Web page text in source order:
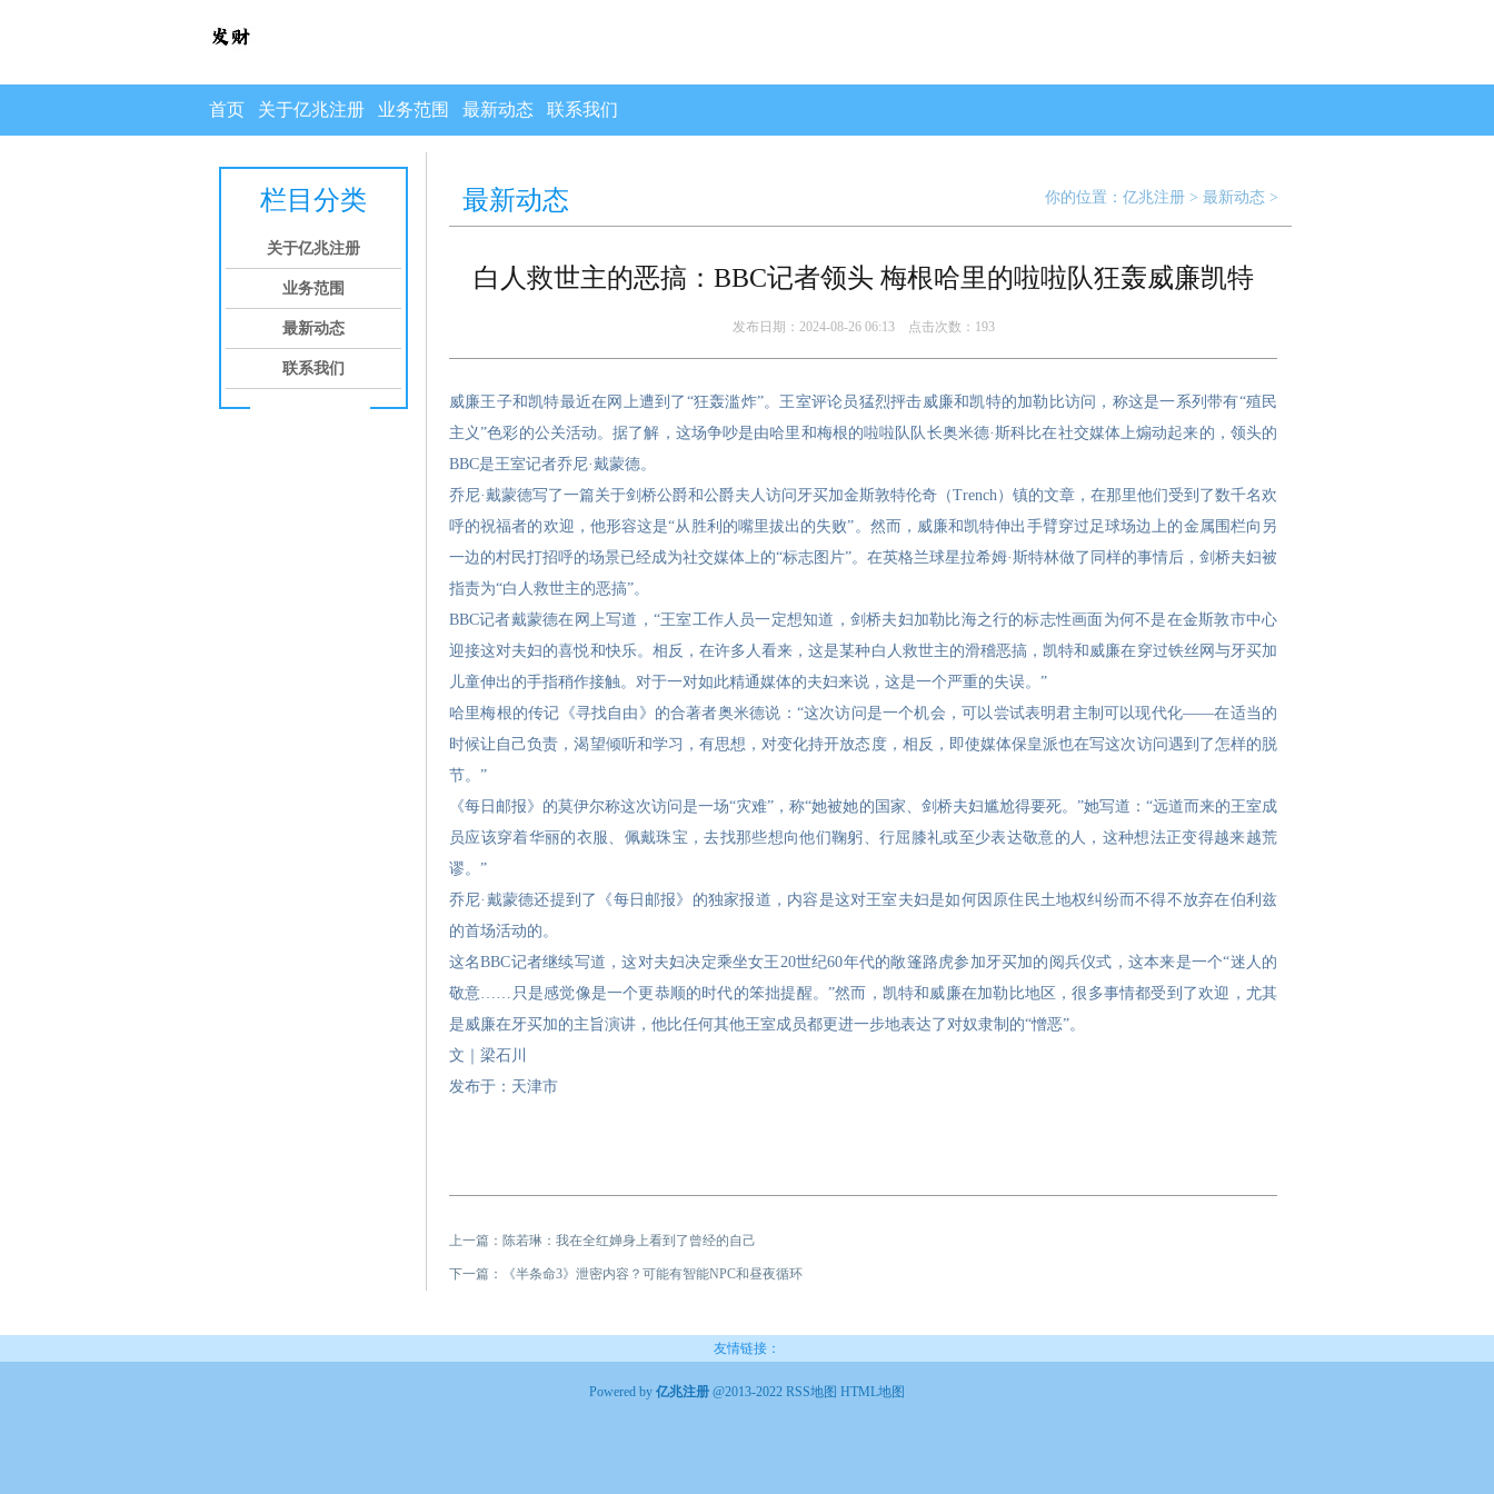
首页 关于亿兆注册 业务范围 最新动态 联系我们
栏目分类
关于亿兆注册
业务范围
最新动态
联系我们
最新动态 你的位置： 亿兆注册 > 最新动态 >
白人救世主的恶搞：BBC记者领头 梅根哈里的啦啦队狂轰威廉凯特
发布日期：2024-08-26 06:13 点击次数：193
威廉王子和凯特最近在网上遭到了“狂轰滥炸”。王室评论员猛烈抨击威廉和凯特的加勒比访问，称这是一系列带有“殖民
主义”色彩的公关活动。据了解，这场争吵是由哈里和梅根的啦啦队队长奥米德·斯科比在社交媒体上煽动起来的，领头的
BBC是王室记者乔尼·戴蒙德。
乔尼·戴蒙德写了一篇关于剑桥公爵和公爵夫人访问牙买加金斯敦特伦奇（Trench）镇的文章，在那里他们受到了数千名欢
呼的祝福者的欢迎，他形容这是“从胜利的嘴里拔出的失败”。然而，威廉和凯特伸出手臂穿过足球场边上的金属围栏向另
一边的村民打招呼的场景已经成为社交媒体上的“标志图片”。在英格兰球星拉希姆·斯特林做了同样的事情后，剑桥夫妇被
指责为“白人救世主的恶搞”。
BBC记者戴蒙德在网上写道，“王室工作人员一定想知道，剑桥夫妇加勒比海之行的标志性画面为何不是在金斯敦市中心
迎接这对夫妇的喜悦和快乐。相反，在许多人看来，这是某种白人救世主的滑稽恶搞，凯特和威廉在穿过铁丝网与牙买加
儿童伸出的手指稍作接触。对于一对如此精通媒体的夫妇来说，这是一个严重的失误。”
哈里梅根的传记《寻找自由》的合著者奥米德说：“这次访问是一个机会，可以尝试表明君主制可以现代化——在适当的
时候让自己负责，渴望倾听和学习，有思想，对变化持开放态度，相反，即使媒体保皇派也在写这次访问遇到了怎样的脱
节。”
《每日邮报》的莫伊尔称这次访问是一场“灾难”，称“她被她的国家、剑桥夫妇尴尬得要死。”她写道：“远道而来的王室成
员应该穿着华丽的衣服、佩戴珠宝，去找那些想向他们鞠躬、行屈膝礼或至少表达敬意的人，这种想法正变得越来越荒
谬。”
乔尼·戴蒙德还提到了《每日邮报》的独家报道，内容是这对王室夫妇是如何因原住民土地权纠纷而不得不放弃在伯利兹
的首场活动的。
这名BBC记者继续写道，这对夫妇决定乘坐女王20世纪60年代的敞篷路虎参加牙买加的阅兵仪式，这本来是一个“迷人的
敬意……只是感觉像是一个更恭顺的时代的笨拙提醒。”然而，凯特和威廉在加勒比地区，很多事情都受到了欢迎，尤其
是威廉在牙买加的主旨演讲，他比任何其他王室成员都更进一步地表达了对奴隶制的“憎恶”。
文｜梁石川
发布于：天津市
上一篇： 陈若琳：我在全红婵身上看到了曾经的自己
下一篇： 《半条命3》泄密内容？可能有智能NPC和昼夜循环
友情链接：
Powered by 亿兆注册 @2013-2022 RSS地图 HTML地图